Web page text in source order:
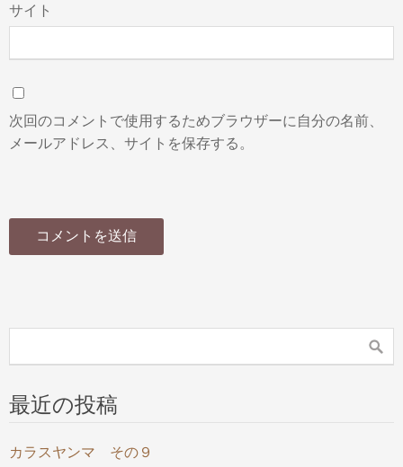
サイト
次回のコメントで使用するためブラウザーに自分の名前、
メールアドレス、サイトを保存する。
最近の投稿
カラスヤンマ その９